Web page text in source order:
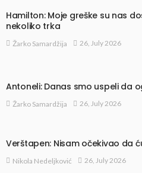
Hamilton: Moje greške su nas
nekoliko trka
Žarko Samardžija 26, July 2026
Antoneli: Danas smo uspeli da
Žarko Samardžija 26, July 2026
Verštapen: Nisam očekivao da
Nikola Nedeljković 26, July 2026